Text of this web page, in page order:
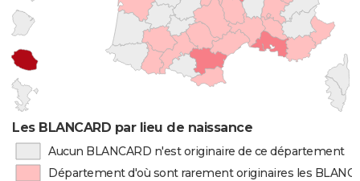
Les BLANCARD par lieu de naissance
Aucun BLANCARD n'est originaire de ce département
Département d'où sont rarement originaires les